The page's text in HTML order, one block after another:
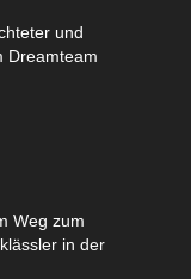
und
Dreamteam
Weg zum
in der